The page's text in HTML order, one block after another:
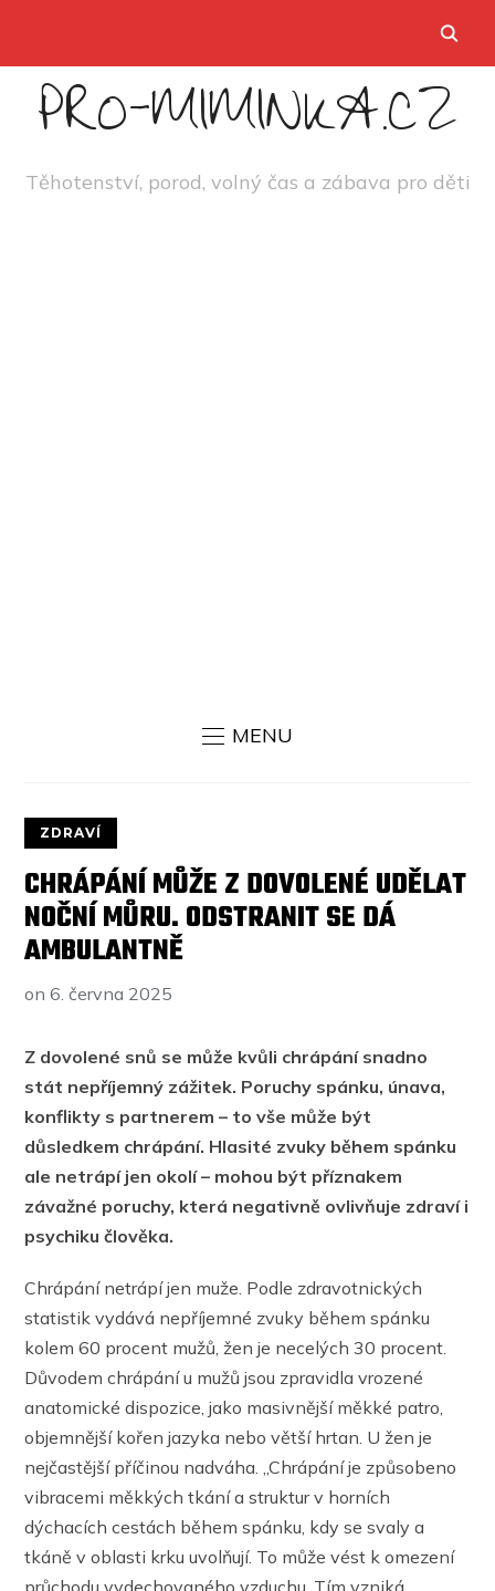
PRO-MIMINKA.CZ
Těhotenství, porod, volný čas a zábava pro děti
MENU
ZDRAVÍ
CHRÁPÁNÍ MŮŽE Z DOVOLENÉ UDĚLAT
NOČNÍ MŮRU. ODSTRANIT SE DÁ
AMBULANTNĚ
on6. června 2025
Z dovolené snů se může kvůli chrápání snadno
stát nepříjemný zážitek. Poruchy spánku, únava,
konflikty s partnerem – to vše může být
důsledkem chrápání. Hlasité zvuky během spánku
ale netrápí jen okolí – mohou být příznakem
závažné poruchy, která negativně ovlivňuje zdraví i
psychiku člověka.
Chrápání netrápí jen muže. Podle zdravotnických
statistik vydává nepříjemné zvuky během spánku
kolem 60 procent mužů, žen je necelých 30 procent.
Důvodem chrápání u mužů jsou zpravidla vrozené
anatomické dispozice, jako masivnější měkké patro,
objemnější kořen jazyka nebo větší hrtan. U žen je
nejčastější příčinou nadváha. „Chrápání je způsobeno
vibracemi měkkých tkání a struktur v horních
dýchacích cestách během spánku, kdy se svaly a
tkáně v oblasti krku uvolňují. To může vést k omezení
průchodu vydechovaného vzduchu. Tím vzniká